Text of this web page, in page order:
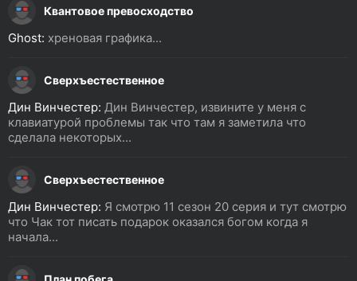
Квантовое превосходство
Ghost: хреновая графика...
Сверхъестественное
Дин Винчестер: Дин Винчестер, извините у меня с
клавиатурой проблемы так что там я заметила что
сделала некоторых...
Сверхъестественное
Дин Винчестер: Я смотрю 11 сезон 20 серия и тут смотрю
что Чак тот писать подарок оказался богом когда я
начала...